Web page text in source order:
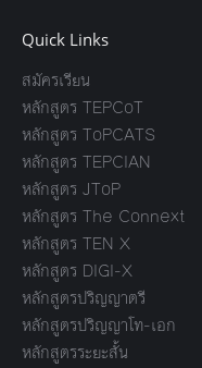
Quick Links
สมัครเรียน
หลักสูตร TEPCoT
หลักสูตร ToPCATS
หลักสูตร TEPCIAN
หลักสูตร JToP
หลักสูตร The Connext
หลักสูตร TEN X
หลักสูตร DIGI-X
หลักสูตรปริญญาตรี
หลักสูตรปริญญาโท-เอก
หลักสูตรระยะสั้น